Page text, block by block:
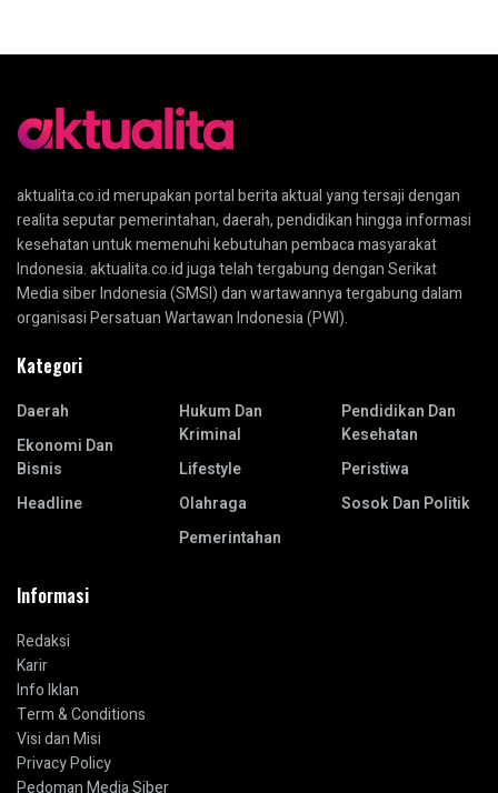
aktualita.co.id merupakan portal berita aktual yang tersaji dengan
realita seputar pemerintahan, daerah, pendidikan hingga informasi
kesehatan untuk memenuhi kebutuhan pembaca masyarakat
Indonesia. aktualita.co.id juga telah tergabung dengan Serikat
Media siber Indonesia (SMSI) dan wartawannya tergabung dalam
organisasi Persatuan Wartawan Indonesia (PWI).
Kategori
Daerah
Ekonomi Dan
Bisnis
Headline
Hukum Dan
Kriminal
Lifestyle
Olahraga
Pemerintahan
Pendidikan Dan
Kesehatan
Peristiwa
Sosok Dan Politik
Informasi
Redaksi
Karir
Info Iklan
Term & Conditions
Visi dan Misi
Privacy Policy
Pedoman Media Siber